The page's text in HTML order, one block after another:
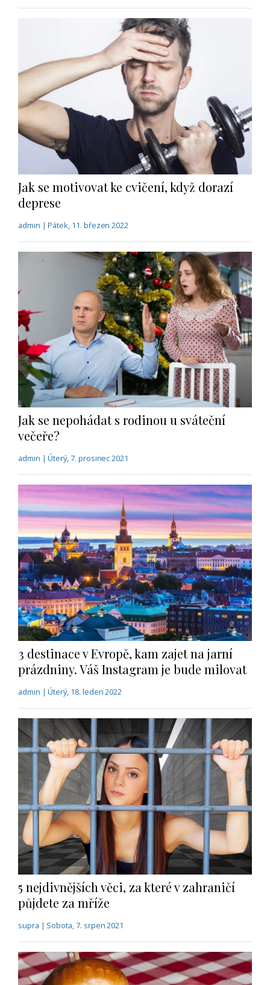
Jak se motivovat ke cvičení, když dorazí
deprese
admin | Pátek, 11. březen 2022
Jak se nepohádat s rodinou u sváteční
večeře?
admin | Úterý, 7. prosinec 2021
3 destinace v Evropě, kam zajet na jarní
prázdniny. Váš Instagram je bude milovat
admin | Úterý, 18. leden 2022
5 nejdivnějších věci, za které v zahraničí
půjdete za mříže
supra | Sobota, 7. srpen 2021